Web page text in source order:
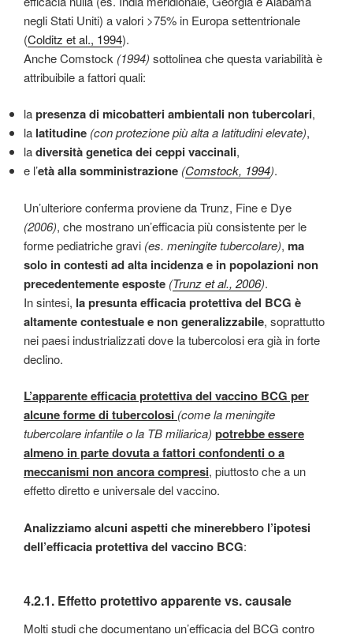
negli Stati Uniti) a valori >75% in Europa settentrionale
(Colditz et al., 1994).
Anche Comstock (1994) sottolinea che questa variabilità è
attribuibile a fattori quali:
lapresenza di micobatteri ambientali non tubercolari,
la latitudine (con protezione più alta a latitudini elevate),
ladiversità genetica dei ceppi vaccinali,
e l’età alla somministrazione (Comstock, 1994).
Un’ulteriore conferma proviene da Trunz, Fine e Dye
(2006), che mostrano un’efficacia più consistente per le
forme pediatriche gravi (es. meningite tubercolare), ma
solo in contesti ad alta incidenza e in popolazioni non
precedentemente esposte (Trunz et al., 2006).
In sintesi, la presunta efficacia protettiva del BCG è
altamente contestuale e non generalizzabile, soprattutto
nei paesi industrializzati dove la tubercolosi era già in forte
declino.
L’apparente efficacia protettiva del vaccino BCG per
alcune forme di tubercolosi (come la meningite
tubercolare infantile o la TB miliarica) potrebbe essere
almeno in parte dovuta a fattori confondenti o a
meccanismi non ancora compresi, piuttosto che a un
effetto diretto e universale del vaccino.
Analizziamo alcuni aspetti che minerebbero l’ipotesi
dell’efficacia protettiva del vaccino BCG:
4.2.1. Effetto protettivo apparente vs. causale
Molti studi che documentano un’efficacia del BCG contro